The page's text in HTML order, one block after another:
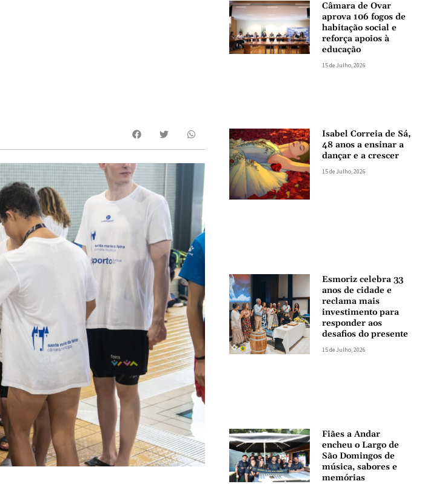
Câmara de Ovar
aprova 106 fogos de
habitação social e
reforça apoios à
educação
15 de Julho, 2026
Isabel Correia de Sá,
48 anos a ensinar a
dançar e a crescer
15 de Julho, 2026
Esmoriz celebra 33
anos de cidade e
reclama mais
investimento para
responder aos
desafios do presente
15 de Julho, 2026
Fiães a Andar
encheu o Largo de
São Domingos de
música, sabores e
memórias